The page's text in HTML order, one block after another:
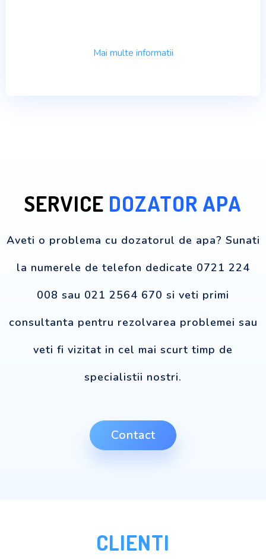
Mai multe informatii
SERVICE DOZATOR APA
Aveti o problema cu dozatorul de apa? Sunati
la numerele de telefon dedicate 0721 224
008 sau 021 2564 670 si veti primi
consultanta pentru rezolvarea problemei sau
veti fi vizitat in cel mai scurt timp de
specialistii nostri.
Contact
CLIENTI